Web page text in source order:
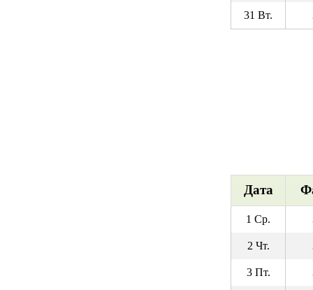
31 Вт.
Дата
1 Ср.
2 Чт.
3 Пт.